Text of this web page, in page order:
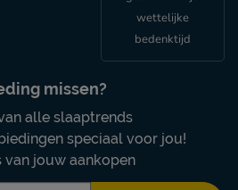
wettelijke
bedenktijd
missen?
alle slaaptrends
speciaal voor jou!
van jouw aankopen